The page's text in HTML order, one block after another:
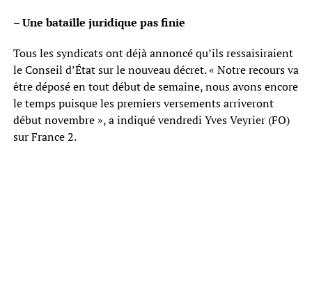
– Une bataille juridique pas finie
Tous les syndicats ont déjà annoncé qu’ils ressaisiraient
le Conseil d’État sur le nouveau décret. « Notre recours va
être déposé en tout début de semaine, nous avons encore
le temps puisque les premiers versements arriveront
début novembre », a indiqué vendredi Yves Veyrier (FO)
sur France 2.